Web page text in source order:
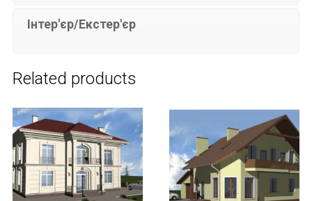
Інтер'єр/Екстер'єр
Related products